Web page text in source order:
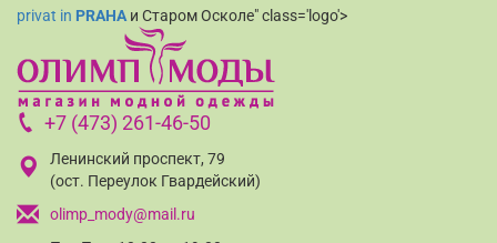
privat in PRAHA и Старом Осколе" class='logo'>
+7 (473) 261-46-50
Ленинский проспект, 79
(ост. Переулок Гвардейский)
olimp_mody@mail.ru